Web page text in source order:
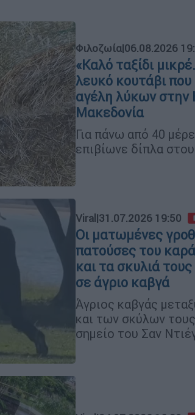
Φιλοζωία|06.08.2026
«Καλό ταξίδι
λευκό κουτάβι
αγέλη λύκων στην
Μακεδονία
Για πάνω από 40
επιβίωνε δίπλα
Viral|31.07.2026 19:50
Οι ματωμένες
πατούσες του
και τα σκυλιά
σε άγριο καβγά
Άγριος καβγάς
και των σκύλων
σημείο του Σαν